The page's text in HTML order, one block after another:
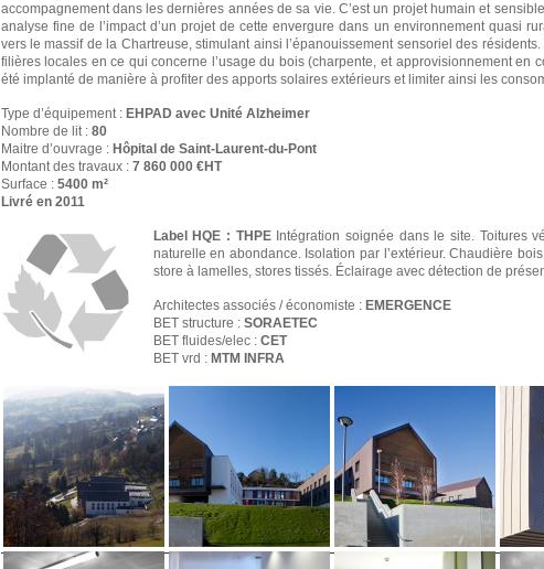
accompagnement dans les dernières années de sa vie. C’est un projet humain et
analyse fine de l’impact d’un projet de cette envergure dans un environnement quasi
vers le massif de la Chartreuse, stimulant ainsi l’épanouissement sensoriel des
filières locales en ce qui concerne l’usage du bois (charpente, et approvisionnement en
été implanté de manière à profiter des apports solaires extérieurs et limiter ainsi les
Type d’équipement : EHPAD avec Unité Alzheimer
Nombre de lit : 80
Maitre d’ouvrage : Hôpital de Saint-Laurent-du-Pont
Montant des travaux : 7 860 000 €HT
Surface : 5400 m²
Livré en 2011
Label HQE : THPE Intégration soignée dans le site. Toitures
naturelle en abondance. Isolation par l’extérieur. Chaudière
store à lamelles, stores tissés. Éclairage avec détection de
Architectes associés / économiste : EMERGENCE
BET structure : SORAETEC
BET fluides/elec : CET
BET vrd : MTM INFRA